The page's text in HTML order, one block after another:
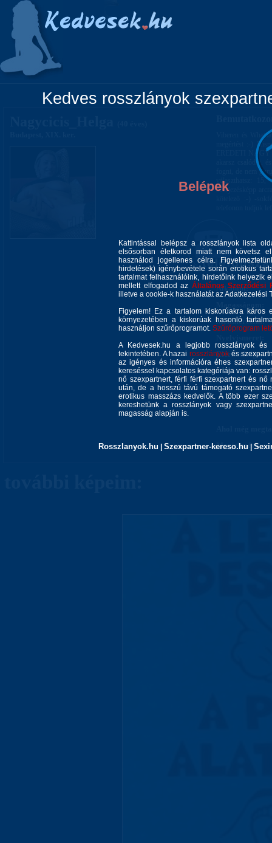
Kedves rosszlányok
Belépek
Kattintással belépsz a rosszlányok lista
elsősorban életkorod miatt nem követsz
használod jogellenes célra.
hirdetések) igénybevétele során erotikus
tartalmat felhasználóink, hirdetőink helyezik
mellett elfogadod az Általános Szerződési
illetve a cookie-k használatát az Adatkezelési
Figyelem! Ez a tartalom kiskorúakra káros
környezetében a kiskorúak hasonló
használjon szűrőprogramot. Szűrőprogram
A Kedvesek.hu a legjobb rosszlányok és
tekintetében. A hazairosszlányok és
az igényes és információra éhes
kereséssel kapcsolatos kategóriája van:
nő szexpartnert, férfi férfi szexpartnert és
után, de a hosszú távú támogató
erotikus masszázs kedvelők. A több ezer
kereshetünk a rosszlányok vagy
magasság alapján is.
Rosszlanyok.hu Szexpartner-kereso.hu
Viberen és
megértést :-)
EREDETI
akarsz csalódni,
fogni, de nem
választhatsz:
befejezésképp
Alkatom:
Mellméretem:
Elérhetőségem:
Megjelenés: